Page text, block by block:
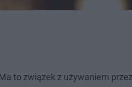
to związek z używaniem